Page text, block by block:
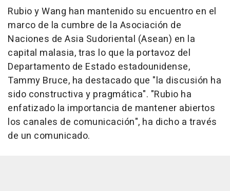
Rubio y Wang han mantenido su encuentro en el
marco de la cumbre de la Asociación de
Naciones de Asia Sudoriental (Asean) en la
capital malasia, tras lo que la portavoz del
Departamento de Estado estadounidense,
Tammy Bruce, ha destacado que "la discusión ha
sido constructiva y pragmática". "Rubio ha
enfatizado la importancia de mantener abiertos
los canales de comunicación", ha dicho a través
de un comunicado.